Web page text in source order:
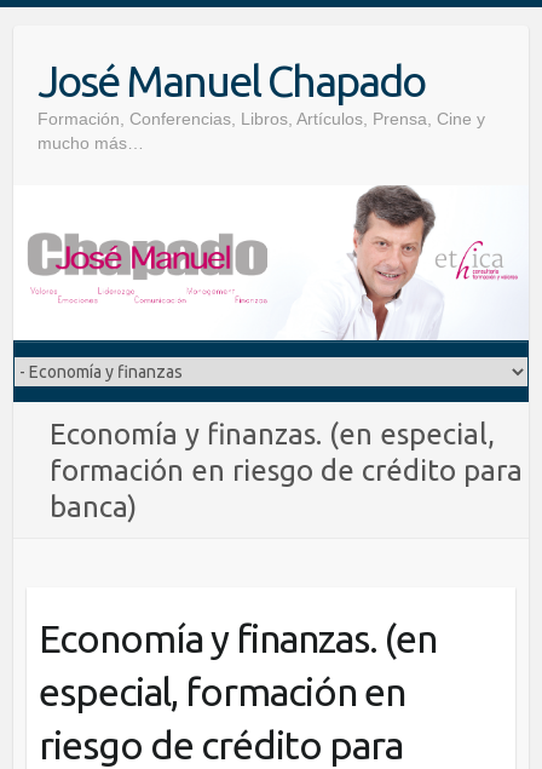
José Manuel Chapado
Formación, Conferencias, Libros, Artículos, Prensa, Cine y
mucho más…
Economía y finanzas. (en especial,
formación en riesgo de crédito para
banca)
Economía y finanzas. (en
especial, formación en
riesgo de crédito para